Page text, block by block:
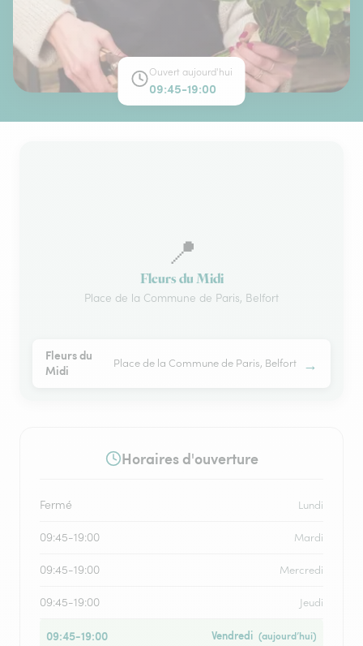
Ouvert aujourd'hui
09:45-19:00
📍
Fleurs du Midi
Place de la Commune de Paris, Belfort
Fleurs du
Midi
Place de la Commune de Paris, Belfort →
Horaires d'ouverture
Fermé Lundi
09:45-19:00 Mardi
09:45-19:00 Mercredi
09:45-19:00 Jeudi
09:45-19:00 Vendredi (aujourd’hui)